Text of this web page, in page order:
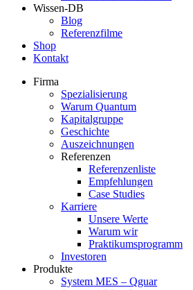
Wissen-DB
Blog
Referenzfilme
Shop
Kontakt
Firma
Spezialisierung
Warum Quantum
Kapitalgruppe
Geschichte
Auszeichnungen
Referenzen
Referenzenliste
Empfehlungen
Case Studies
Karriere
Unsere Werte
Warum wir
Praktikumsprogramm
Investoren
Produkte
System MES – Qguar